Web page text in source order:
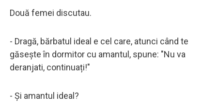
Două femei discutau.
- Dragă, bărbatul ideal e cel care, atunci când te
găsește în dormitor cu amantul, spune: "Nu va
deranjati, continuați!"
- Și amantul ideal?